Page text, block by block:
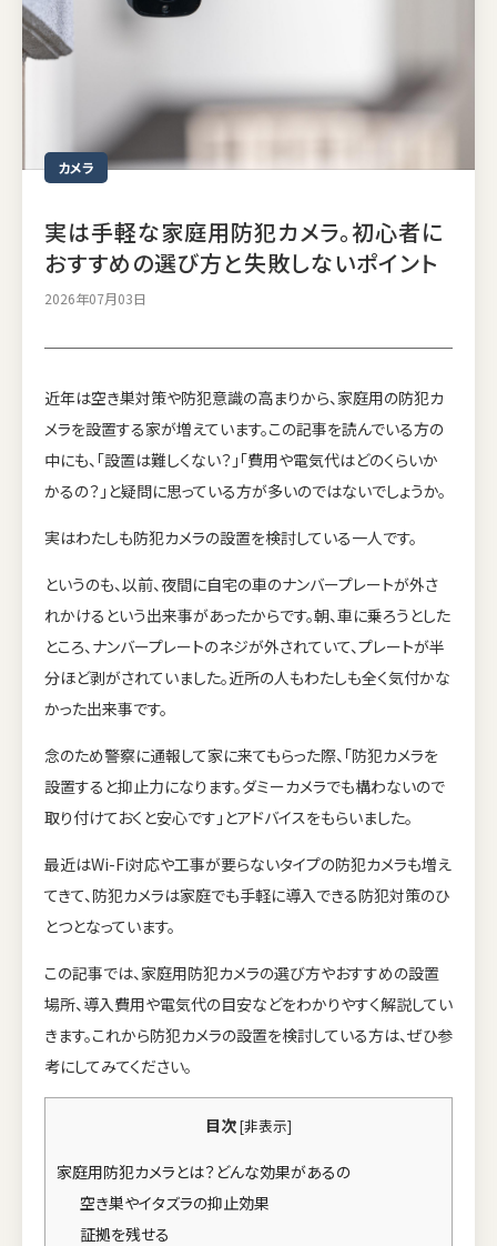
カメラ
実は手軽な家庭用防犯カメラ。初心者に
おすすめの選び方と失敗しないポイント
2026年07月03日
近年は空き巣対策や防犯意識の高まりから、家庭用の防犯カ
メラを設置する家が増えています。この記事を読んでいる方の
中にも、「設置は難しくない？」「費用や電気代はどのくらいか
かるの？」と疑問に思っている方が多いのではないでしょうか。
実はわたしも防犯カメラの設置を検討している一人です。
というのも、以前、夜間に自宅の車のナンバープレートが外さ
れかけるという出来事があったからです。朝、車に乗ろうとした
ところ、ナンバープレートのネジが外されていて、プレートが半
分ほど剥がされていました。近所の人もわたしも全く気付かな
かった出来事です。
念のため警察に通報して家に来てもらった際、「防犯カメラを
設置すると抑止力になります。ダミーカメラでも構わないので
取り付けておくと安心です」とアドバイスをもらいました。
最近はWi-Fi対応や工事が要らないタイプの防犯カメラも増え
てきて、防犯カメラは家庭でも手軽に導入できる防犯対策のひ
とつとなっています。
この記事では、家庭用防犯カメラの選び方やおすすめの設置
場所、導入費用や電気代の目安などをわかりやすく解説してい
きます。これから防犯カメラの設置を検討している方は、ぜひ参
考にしてみてください。
目次[非表示]
家庭用防犯カメラとは？どんな効果があるの
空き巣やイタズラの抑止効果
証拠を残せる